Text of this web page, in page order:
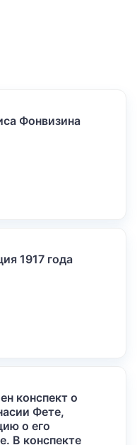
Фонвизина
1917 года
конспект о
Фете,
о его
В конспекте